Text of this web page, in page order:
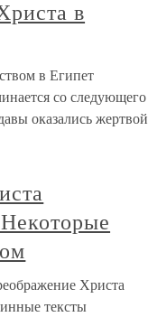
в
в Египет
со следующего
оказались жертвой
Христа
тексты